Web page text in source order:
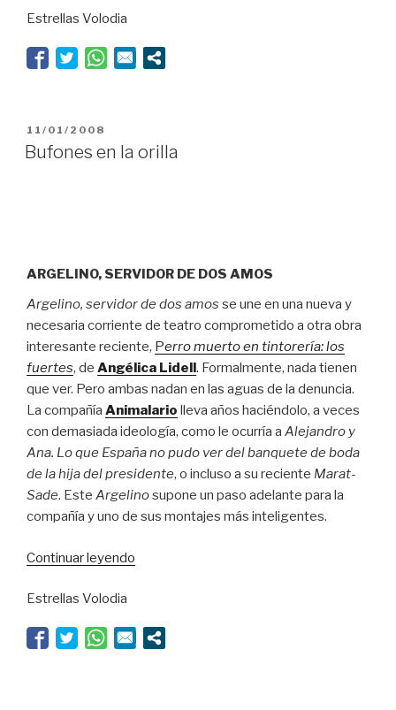
Estrellas Volodia
PUBLICADO
EL
11/01/2008
Bufones en la orilla
ARGELINO, SERVIDOR DE DOS AMOS
Argelino, servidor de dos amos se une en una nueva y
necesaria corriente de teatro comprometido a otra obra
interesante reciente, Perro muerto en tintorería: los
fuertes, de Angélica Lidell. Formalmente, nada tienen
que ver. Pero ambas nadan en las aguas de la denuncia.
La compañía Animalario lleva años haciéndolo, a veces
con demasiada ideología, como le ocurría a Alejandro y
Ana. Lo que España no pudo ver del banquete de boda
de la hija del presidente, o incluso a su reciente Marat-
Sade. Este Argelinosupone un paso adelante para la
compañía y uno de sus montajes más inteligentes.
Continuar leyendo
Estrellas Volodia